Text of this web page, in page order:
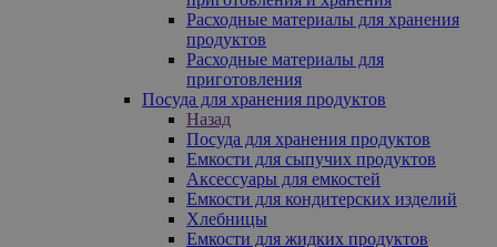
Расходные материалы для хранения
продуктов
Расходные материалы для
приготовления
Посуда для хранения продуктов
Назад
Посуда для хранения продуктов
Емкости для сыпучих продуктов
Аксессуары для емкостей
Емкости для кондитерских изделий
Хлебницы
Емкости для жидких продуктов